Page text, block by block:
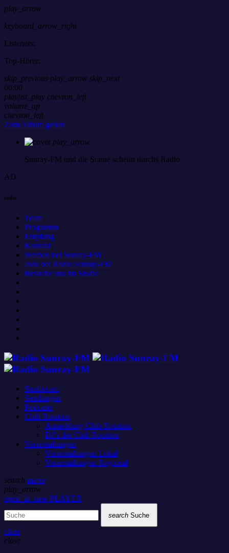
play_arrow
keyboard_arrow_right
Listeners:
Top-Hörer:
skip_previous play_arrow skip_next
00:00
playlist_play chevron_left
volume_up
chevron_left
Zum Album gehen
play_arrow
Sunray-FM und die Sonne scheint durchs Radio
AD
radio
Team
Programm
Empfang
Kontakt
Werben bei Sunray-FM
Jobs bei Radio Sunray-FM
Besuche uns im Studio
Studiocam
Sendungen
Podcasts
Club Rotation
Anmeldung Club-Rotation
DJ’s der Club Rotation
Veranstaltungen
Veranstaltungen Lokal
Veranstaltungen Regional
search menu
play_arrow
open_in_new PLAYER
search Suche
close
close